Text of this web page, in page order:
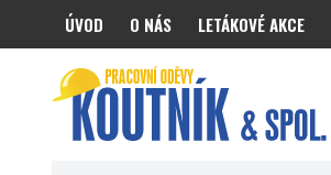
Koutnik.com
ÚVOD O NÁS LETÁKOVÉ AKCE